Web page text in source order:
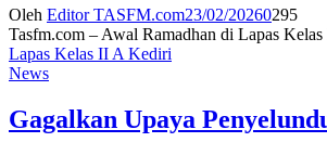
Oleh Editor TASFM.com23/02/20260295
Tasfm.com – Awal Ramadhan di Lapas
Lapas Kelas II A Kediri
News
Gagalkan Upaya